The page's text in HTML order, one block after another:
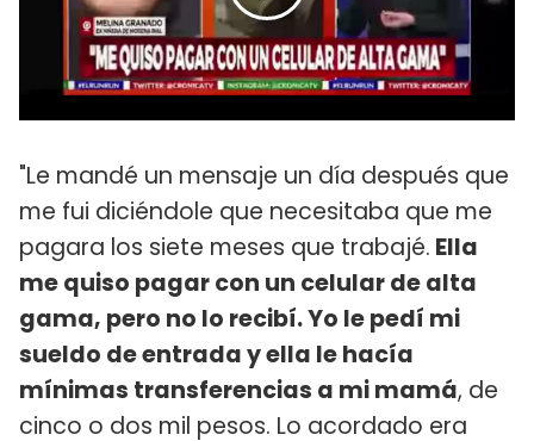
"Le mandé un mensaje un día después que
me fui diciéndole que necesitaba que me
pagara los siete meses que trabajé. Ella
me quiso pagar con un celular de alta
gama, pero no lo recibí. Yo le pedí mi
sueldo de entrada y ella le hacía
mínimas transferencias a mi mamá, de
cinco o dos mil pesos. Lo acordado era